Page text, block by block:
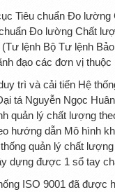
Tiêu chuẩn Đo lường
Đo lường Chất
lệnh Bộ Tư lệnh
đạo các đơn vị thuộc
trì và cải tiến Hệ
tá Nguyễn Ngọc
quản lý chất lượng
hướng dẫn Mô hình
quản lý chất
dựng được 1 sổ tay
ISO 9001 đã được